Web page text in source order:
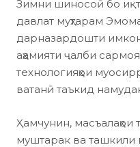
Зимни шиносоӣ бо
давлат муҳтарам
дарназардошти
аҳамияти ҷалби
технологияҳои
ватанӣ таъкид
Ҳамчунин, масъалаҳои
муштарак ва ташкили